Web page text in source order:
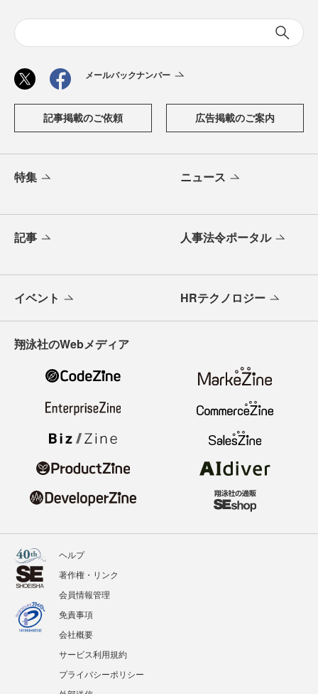
メールバックナンバー
記事掲載のご依頼 広告掲載のご案内
特集 ニュース
記事 人事法令ポータル
イベント HRテクノロジー
翔泳社のWebメディア
ヘルプ
著作権・リンク
会員情報管理
免責事項
会社概要
サービス利用規約
プライバシーポリシー